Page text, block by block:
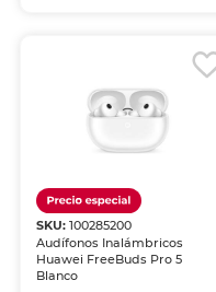
SKU:100285200
Audífonos Inalámbricos
Huawei FreeBuds Pro 5
Blanco